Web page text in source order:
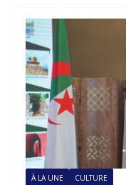
À LA UNE CULTURE